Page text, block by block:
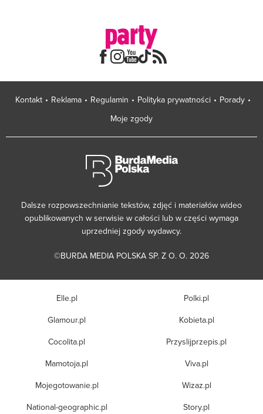
Kontakt Reklama Regulamin Polityka prywatności
Porady
Moje zgody
Dalsze rozpowszechnianie tekstów, zdjęć i materiałów wideo
opublikowanych w serwisie w całości lub w części wymaga
uprzedniej zgody wydawcy.
©BURDA MEDIA POLSKA SP. Z O. O. 2026
Elle.pl
Glamour.pl
Cocolita.pl
Mamotoja.pl
Mojegotowanie.pl
National-geographic.pl
Polki.pl
Kobieta.pl
Przyslijprzepis.pl
Viva.pl
Wizaz.pl
Story.pl